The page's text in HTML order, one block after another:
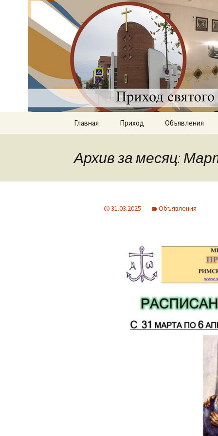
Римско-
Саратове
Приход святого Климента
Главная Приход
История прихода
Группы
Партнерский приход в
Дрездене
Объявления
Архив за месяц:
31.03.2025 Объявления